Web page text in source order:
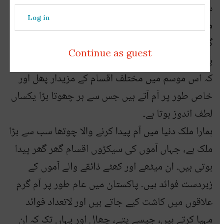
Log in
Continue as guest
سب پھلوں کے بادشاہ کو سلام کریں! آخرِ کار آموں کا
موسم آ گیا ہے اور پاکستان میں اور پاکستان کے ارد
گرد رہنے والے تمام لوگوں کا انتظار ختم ہوگیا ہے۔
پاکستان میں گرمیوں کے موسم کا مطلب یہ بھی ہے
کہ اس موسم میں مختلف اقسام کے مزیدار پھل اور
خاص طور پر آم آتے ہیں جس سے ہر چھوتا بڑا یکساں
لطف اندوز ہوتا ہے۔
ہمارا ملک دنیا میں آم پیدا کرنے والا چوتھا سب سے بڑا
ملک ہے، جہاں آموں کی سیکڑوں اقسام گھر گھر پیدا
ہوتی ہیں۔ ان میٹھے اور کھٹے ذائقے والے آموں کے
زبردست فوائد ہیں۔ پاکستان میں عام طور پر آم گرم
علاقوں میں کاشت کیے جاتے ہیں اور لاتعداد فوائد
مہیا کرتے ہیں، جیسے پتے، چھال اور یہاں تک کہ ان